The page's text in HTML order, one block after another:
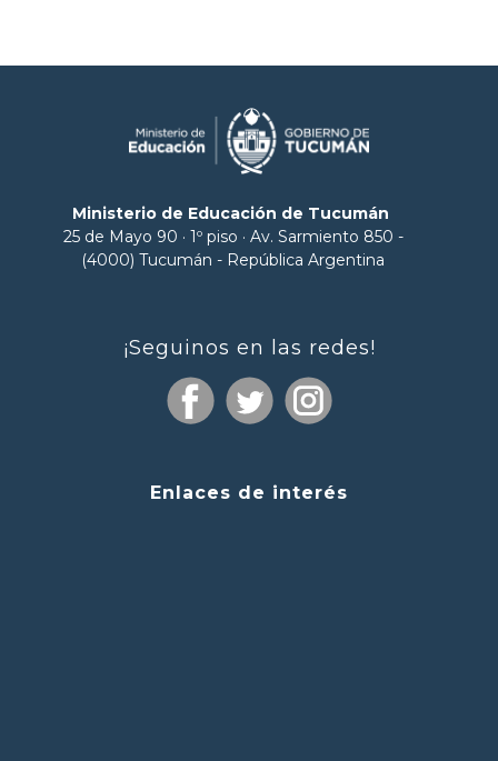
Ministerio de Educación de Tucumán
25 de Mayo 90 · 1º piso · Av. Sarmiento 850 -
(4000) Tucumán - República Argentina
¡Seguinos en las redes!
Enlaces de interés